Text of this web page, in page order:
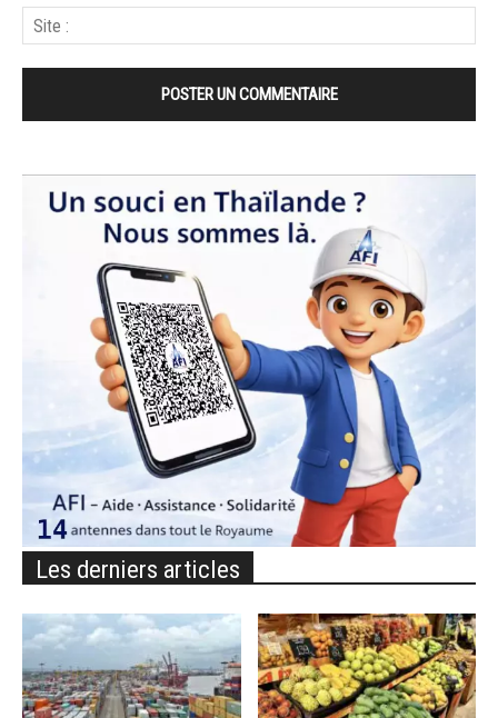
Les derniers articles